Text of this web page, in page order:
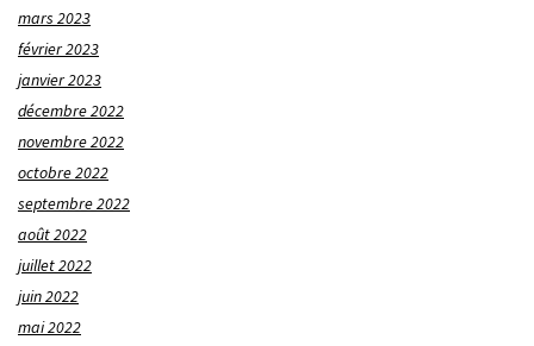
mars 2023
février 2023
janvier 2023
décembre 2022
novembre 2022
octobre 2022
septembre 2022
août 2022
juillet 2022
juin 2022
mai 2022